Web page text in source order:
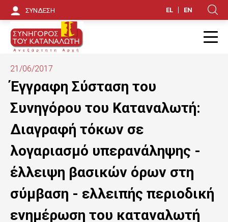
ΣΥΝΔΕΣΗ EL EN
21/06/2017
Έγγραφη Σύσταση του
Συνηγόρου του Καταναλωτή:
Διαγραφή τόκων σε
λογαριασμό υπερανάληψης -
έλλειψη βασικών όρων στη
σύμβαση - ελλειπής περιοδική
ενημέρωση του καταναλωτή